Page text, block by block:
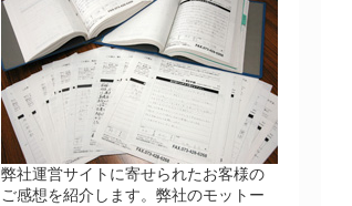
弊社運営サイトに寄せられたお客様の
ご感想を紹介します。弊社のモットー